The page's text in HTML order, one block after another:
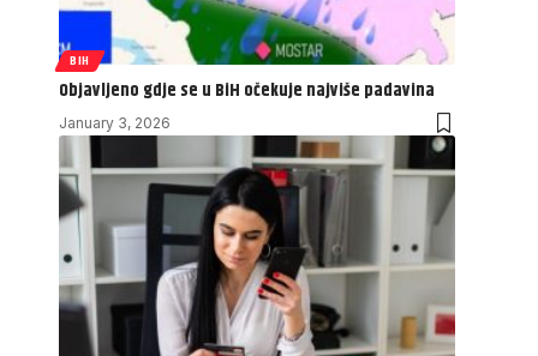
BIH
Objavljeno gdje se u BiH očekuje najviše padavina
January 3, 2026